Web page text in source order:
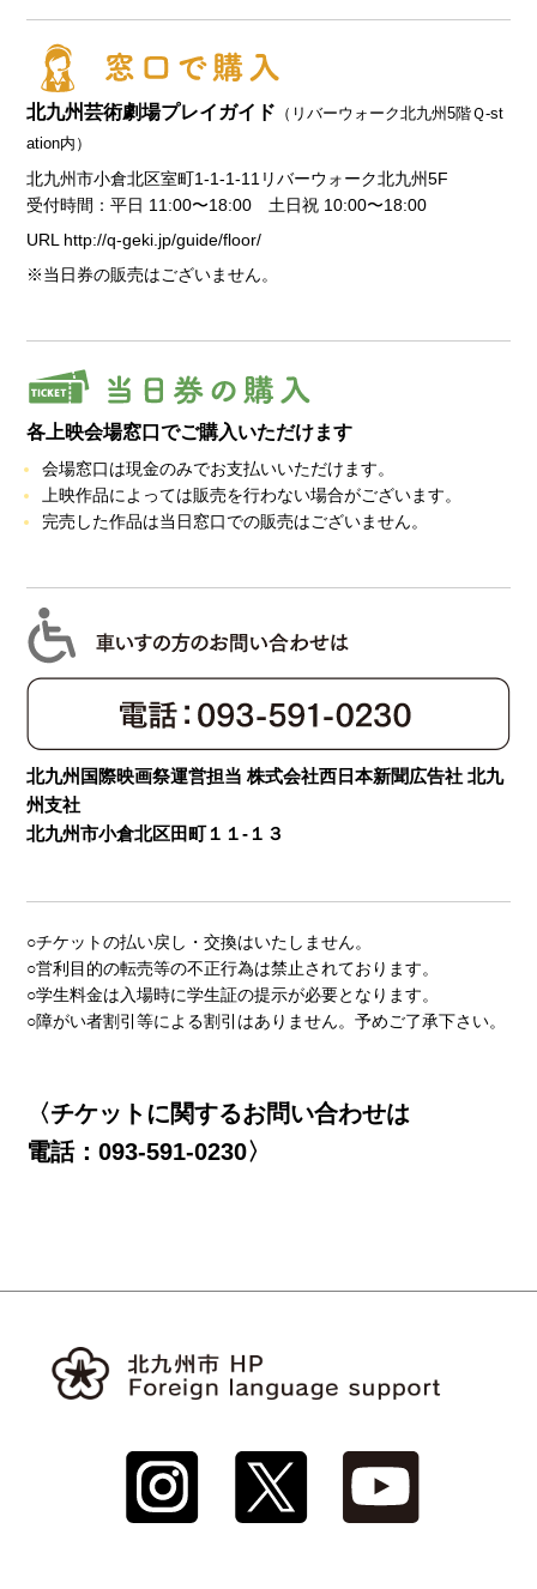
北九州芸術劇場プレイガイド （リバーウォーク北九州5階Ｑ-st
ation内）
北九州市小倉北区室町1-1-1-11リバーウォーク北九州5F
受付時間：平日 11:00〜18:00 土日祝 10:00〜18:00
URL http://q-geki.jp/guide/floor/
※当日券の販売はございません。
各上映会場窓口でご購入いただけます
会場窓口は現金のみでお支払いいただけます。
上映作品によっては販売を行わない場合がございます。
完売した作品は当日窓口での販売はございません。
北九州国際映画祭運営担当 株式会社西日本新聞広告社 北九
州支社
北九州市小倉北区田町１１-１３
○チケットの払い戻し・交換はいたしません。
○営利目的の転売等の不正行為は禁止されております。
○学生料金は入場時に学生証の提示が必要となります。
○障がい者割引等による割引はありません。予めご了承下さい。
〈チケットに関するお問い合わせは
電話：093-591-0230〉